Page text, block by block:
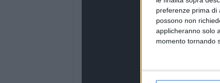
preferenze prima di
possono non
applicheranno solo
momento tornando